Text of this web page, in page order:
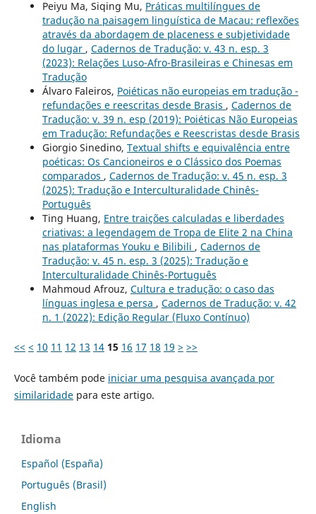
Peiyu Ma, Siqing Mu, Práticas multilíngues de
tradução na paisagem linguística de Macau: reflexões
através da abordagem de placeness e subjetividade
do lugar , Cadernos de Tradução: v. 43 n. esp. 3
(2023): Relações Luso-Afro-Brasileiras e Chinesas em
Tradução
Álvaro Faleiros, Poiéticas não europeias em tradução -
refundações e reescritas desde Brasis , Cadernos de
Tradução: v. 39 n. esp (2019): Poiéticas Não Europeias
em Tradução: Refundações e Reescristas desde Brasis
Giorgio Sinedino, Textual shifts e equivalência entre
poéticas: Os Cancioneiros e o Clássico dos Poemas
comparados , Cadernos de Tradução: v. 45 n. esp. 3
(2025): Tradução e Interculturalidade Chinês-
Português
Ting Huang, Entre traições calculadas e liberdades
criativas: a legendagem de Tropa de Elite 2 na China
nas plataformas Youku e Bilibili , Cadernos de
Tradução: v. 45 n. esp. 3 (2025): Tradução e
Interculturalidade Chinês-Português
Mahmoud Afrouz, Cultura e tradução: o caso das
línguas inglesa e persa , Cadernos de Tradução: v. 42
n. 1 (2022): Edição Regular (Fluxo Contínuo)
<< < 10 11 12 13 14 15 16 17 18 19 > >>
Você também pode iniciar uma pesquisa avançada por
similaridadepara este artigo.
Idioma
Español (España)
Português (Brasil)
English